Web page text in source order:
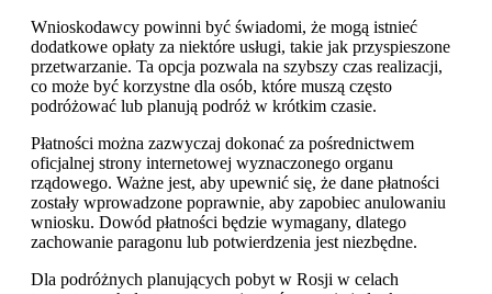
Wnioskodawcy powinni być świadomi, że mogą istnieć
dodatkowe opłaty za niektóre usługi, takie jak przyspieszone
przetwarzanie. Ta opcja pozwala na szybszy czas realizacji,
co może być korzystne dla osób, które muszą często
podróżować lub planują podróż w krótkim czasie.
Płatności można zazwyczaj dokonać za pośrednictwem
oficjalnej strony internetowej wyznaczonego organu
rządowego. Ważne jest, aby upewnić się, że dane płatności
zostały wprowadzone poprawnie, aby zapobiec anulowaniu
wniosku. Dowód płatności będzie wymagany, dlatego
zachowanie paragonu lub potwierdzenia jest niezbędne.
Dla podróżnych planujących pobyt w Rosji w celach